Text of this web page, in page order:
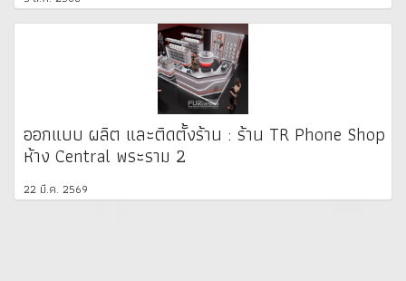
ออกแบบ ผลิต และติดตั้งร้าน : ร้าน TR Phone Shop
ห้าง Central พระราม 2
22 มี.ค. 2569